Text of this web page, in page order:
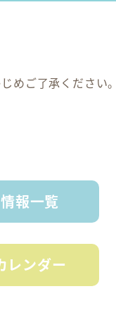
めご了承ください。
報一覧
レンダー